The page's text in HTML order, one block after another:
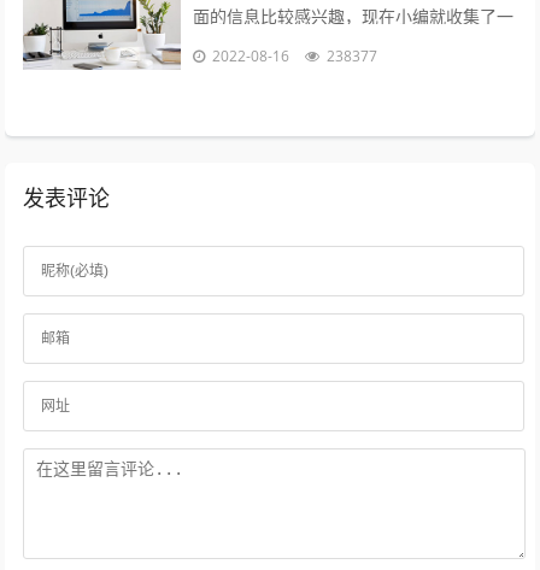
面的信息比较感兴趣，现在小编就收集了一
些与火拍短视频为什么不能播了相关的信息
2022-08-16 238377
发表评论